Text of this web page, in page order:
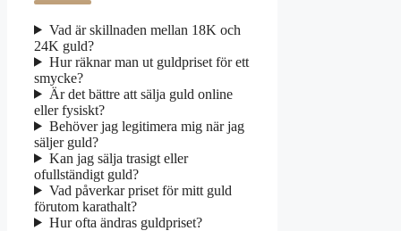
Vad är skillnaden mellan 18K och
24K guld?
Hur räknar man ut guldpriset för ett
smycke?
Är det bättre att sälja guld online
eller fysiskt?
Behöver jag legitimera mig när jag
säljer guld?
Kan jag sälja trasigt eller
ofullständigt guld?
Vad påverkar priset för mitt guld
förutom karathalt?
Hur ofta ändras guldpriset?